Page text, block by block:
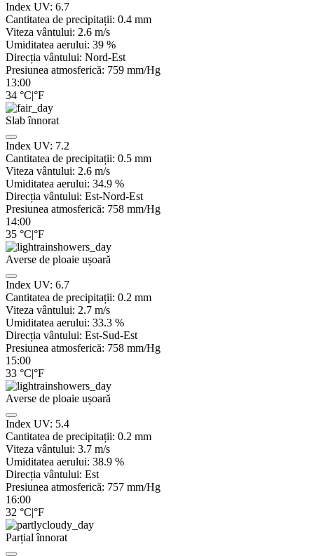
Index UV: 6.7
Cantitatea de precipitații: 0.4 mm
Viteza vântului: 2.6 m/s
Umiditatea aerului: 39 %
Direcția vântului: Nord-Est
Presiunea atmosferică: 759 mm/Hg
13:00
34 °C|°F
Slab înnorat
Index UV: 7.2
Cantitatea de precipitații: 0.5 mm
Viteza vântului: 2.6 m/s
Umiditatea aerului: 34.9 %
Direcția vântului: Est-Nord-Est
Presiunea atmosferică: 758 mm/Hg
14:00
35 °C|°F
Averse de ploaie ușoară
Index UV: 6.7
Cantitatea de precipitații: 0.2 mm
Viteza vântului: 2.7 m/s
Umiditatea aerului: 33.3 %
Direcția vântului: Est-Sud-Est
Presiunea atmosferică: 758 mm/Hg
15:00
33 °C|°F
Averse de ploaie ușoară
Index UV: 5.4
Cantitatea de precipitații: 0.2 mm
Viteza vântului: 3.7 m/s
Umiditatea aerului: 38.9 %
Direcția vântului: Est
Presiunea atmosferică: 757 mm/Hg
16:00
32 °C|°F
Parțial înnorat